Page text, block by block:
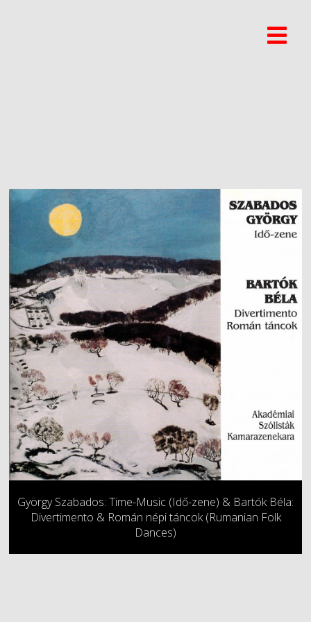
György Szabados: Time-Music (Idő-zene) & Bartók Béla:
Divertimento & Román népi táncok (Rumanian Folk
Dances)